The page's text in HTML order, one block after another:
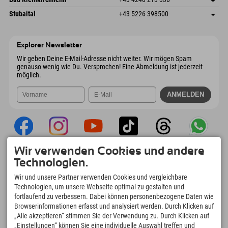
Österreich
Buchen
Dorfstraße 24
Adresse speichern
Stubaital +43 5226 398500
Explorer Newsletter
Wir geben Deine E-Mail-Adresse nicht weiter. Wir mögen Spam
genauso wenig wie Du. Versprochen! Eine Abmeldung ist jederzeit
möglich.
Explorer App
Upload Deiner #ExplorerMoments, Mein
Explorer To Go mit Buchungsübersicht,
Bucketlist, Restaurantübersicht uvm. Jetzt
downloaden!
Wir verwenden Cookies und andere
Technologien.
Wir und unsere Partner verwenden Cookies und vergleichbare
Technologien, um unsere Webseite optimal zu gestalten und
fortlaufend zu verbessern. Dabei können personenbezogene Daten wie
Browserinformationen erfasst und analysiert werden. Durch Klicken auf
„Alle akzeptieren“ stimmen Sie der Verwendung zu. Durch Klicken auf
„Einstellungen“ können Sie eine individuelle Auswahl treffen und